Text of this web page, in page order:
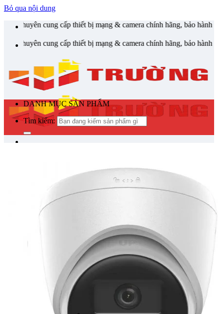
Bỏ qua nội dung
cung cấp thiết bị mạng & camera chính hãng, bảo hành , hỗ trợ
cung cấp thiết bị mạng & camera chính hãng, bảo hành , hỗ trợ
DANH MỤC SẢN PHẨM
Tìm kiếm: